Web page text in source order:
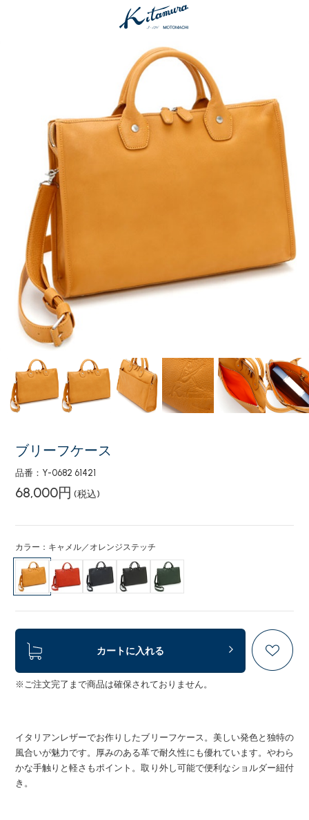
ブリーフケース
品番：Y-0682 61421
68,000円 (税込)
カラー：キャメル／オレンジステッチ
カートに入れる
※ご注文完了まで商品は確保されておりません。
イタリアンレザーでお作りしたブリーフケース。美しい発色と独特の
風合いが魅力です。厚みのある革で耐久性にも優れています。やわら
かな手触りと軽さもポイント。取り外し可能で便利なショルダー紐付
き。